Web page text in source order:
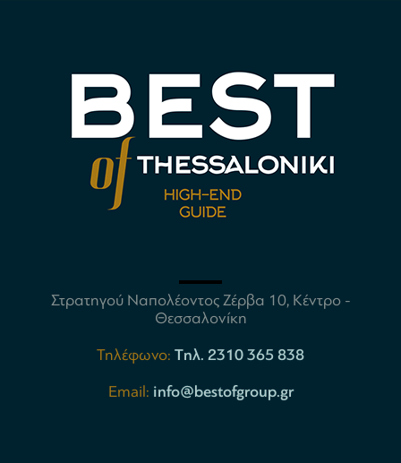
Στρατηγού Ναπολέοντος Ζέρβα 10, Κέντρο -
Θεσσαλονίκη
Τηλέφωνο: Tηλ. 2310 365 838
Email: info@bestofgroup.gr